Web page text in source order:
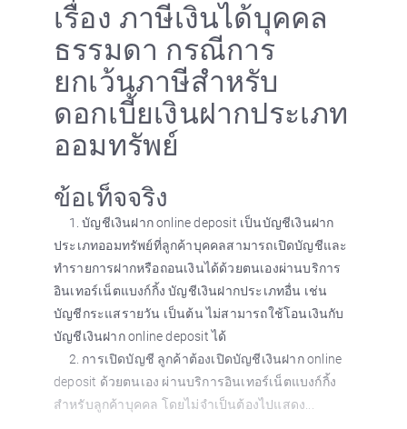
เรื่อง ภาษีเงินได้บุคคล
ธรรมดา กรณีการ
ยกเว้นภาษีสำหรับ
ดอกเบี้ยเงินฝากประเภท
ออมทรัพย์
ข้อเท็จจริง
1. บัญชีเงินฝาก online deposit เป็นบัญชีเงินฝาก
ประเภทออมทรัพย์ที่ลูกค้าบุคคลสามารถเปิดบัญชีและ
ทำรายการฝากหรือถอนเงินได้ด้วยตนเองผ่านบริการ
อินเทอร์เน็ตแบงก์กิ้ง บัญชีเงินฝากประเภทอื่น เช่น
บัญชีกระแสรายวัน เป็นต้น ไม่สามารถใช้โอนเงินกับ
บัญชีเงินฝาก online deposit ได้
2. การเปิดบัญชี ลูกค้าต้องเปิดบัญชีเงินฝาก online
deposit ด้วยตนเอง ผ่านบริการอินเทอร์เน็ตแบงก์กิ้ง
สำหรับลูกค้าบุคคล โดยไม่จำเป็นต้องไปแสดง...